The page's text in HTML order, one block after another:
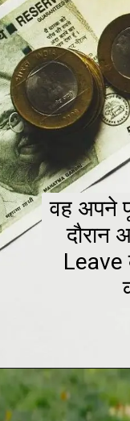
वह अपने
दौरान
Leave